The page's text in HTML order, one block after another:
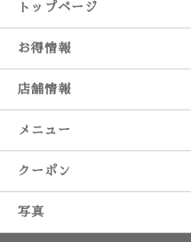
トップページ
お得情報
店舗情報
メニュー
クーポン
写真